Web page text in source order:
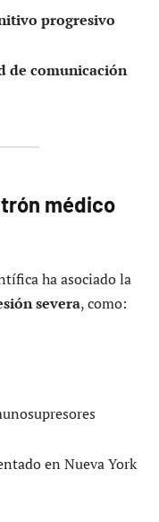
progresivo
de comunicación
médico
ha asociado la
severa, como:
en Nueva York